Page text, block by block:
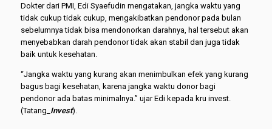
Dokter dari PMI, Edi Syaefudin mengatakan, jangka waktu yang
tidak cukup tidak cukup, mengakibatkan pendonor pada bulan
sebelumnya tidak bisa mendonorkan darahnya, hal tersebut akan
menyebabkan darah pendonor tidak akan stabil dan juga tidak
baik untuk kesehatan.
“Jangka waktu yang kurang akan menimbulkan efek yang kurang
bagus bagi kesehatan, karena jangka waktu donor bagi
pendonor ada batas minimalnya.” ujar Edi kepada kru invest.
(Tatang Invest).